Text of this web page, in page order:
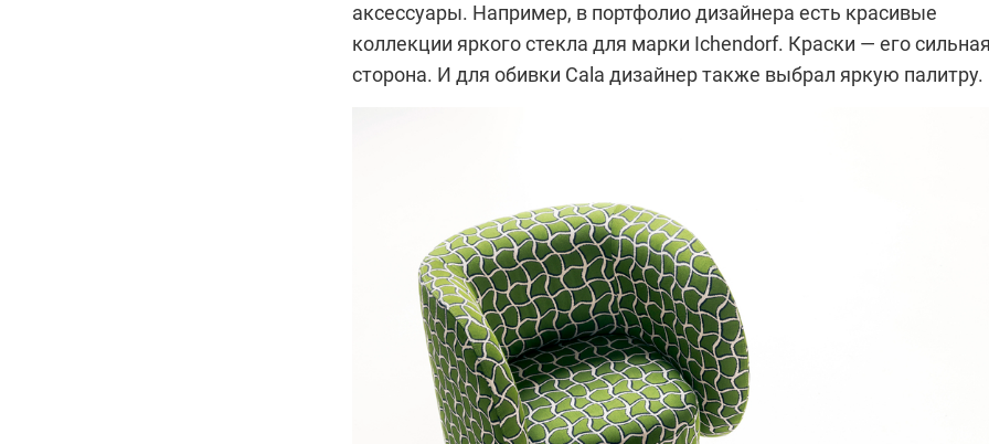
аксессуары. Например, в портфолио дизайнера есть красивые
коллекции яркого стекла для марки Ichendorf. Краски — его
сторона. И для обивки Cala дизайнер также выбрал яркую палитру.